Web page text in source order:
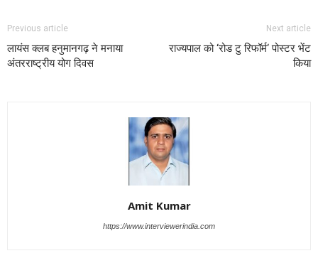
Previous article
लायंस क्लब हनुमानगढ़ ने मनाया
अंतरराष्ट्रीय योग दिवस
Next article
राज्यपाल को ‘रोड टु रिफॉर्म‘ पोस्टर भेंट
किया
Amit Kumar
https://www.interviewerindia.com